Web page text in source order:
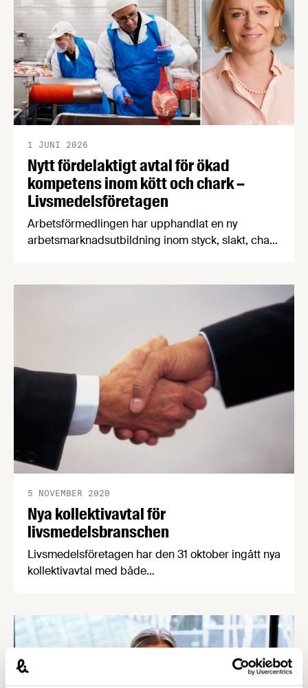
Nytt fördelaktigt avtal för ökad
kompetens inom kött och chark –
Livsmedelsföretagen
1 JUNI 2026
Arbetsförmedlingen har upphandlat en ny
arbetsmarknadsutbildning inom styck, slakt, chark
kompetensförsörjning på Livsmedelsföretagen,
beskriver avtalet som en stor framgång.
Nya kollektivavtal för
livsmedelsbranschen
5 NOVEMBER 2020
Livsmedelsföretagen har den 31 oktober ingått nya
kollektivavtal med både
och Ledarna, våra motparter på
tjänstemannasidan. För att förklara avtalens
Livsmedelsföretagens förhandlingschef skrivit